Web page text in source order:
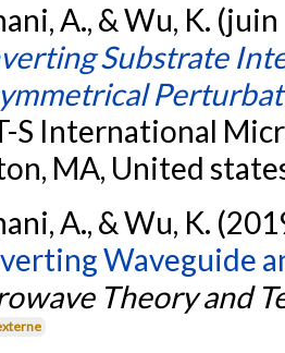
A., & Wu, K.
Substrate
S International
MA, United
A., & Wu, K.
Waveguide
Theory and